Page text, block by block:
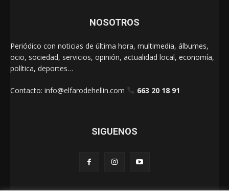
NOSOTROS
Periódico con noticias de última hora, multimedia, álbumes,
ocio, sociedad, servicios, opinión, actualidad local, economía,
política, deportes…
Contacto: info@elfarodehellin.com 663 20 18 91
SIGUENOS